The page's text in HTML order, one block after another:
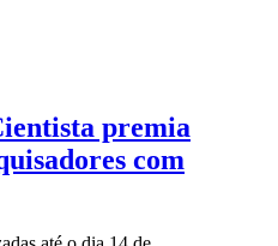
premia
com